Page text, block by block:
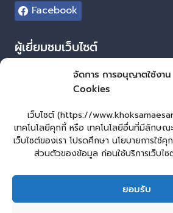
จัดการ การอนุญาตใช้งาน
Cookies
เว็บไซต์ (https://
เทคโนโลยีคุกกี้ หรือ เทคโนโลยีอื่นที่มีลักษ
เว็บไซต์ของเรา โปรดศึกษา นโยบายการใช้
ส่วนตัวของข้อมูล ก่อนใช้บริการเว็บไ
ยอมรับ
Facebook
ผู้เยี่ยมชมเว็บไซต์
18
เข้าสู่ระบบ
จัดทำเว็บไซต์
LopburiWebDesign.co
ยื่นแบบคำร้องทั่